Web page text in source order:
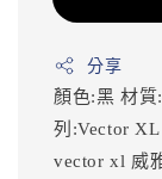
分享
顏色:黑 材質
列:Vector XL
vector xl 威